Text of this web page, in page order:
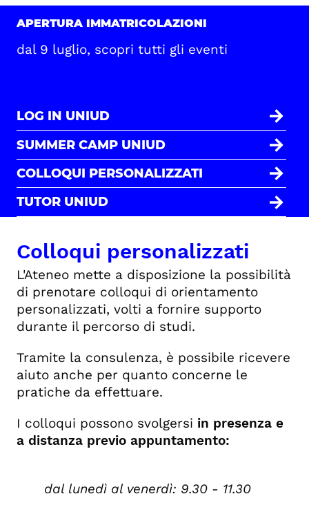
APERTURA IMMATRICOLAZIONI
dal 9 luglio, scopri tutti gli eventi
LOG IN UNIUD
SUMMER CAMP UNIUD
COLLOQUI PERSONALIZZATI
TUTOR UNIUD
Colloqui personalizzati
L'Ateneo mette a disposizione la possibilità
di prenotare colloqui di orientamento
personalizzati, volti a fornire supporto
durante il percorso di studi.
Tramite la consulenza, è possibile ricevere
aiuto anche per quanto concerne le
pratiche da effettuare.
I colloqui possono svolgersi in presenza e
a distanza previo appuntamento:
dal lunedì al venerdì: 9.30 - 11.30